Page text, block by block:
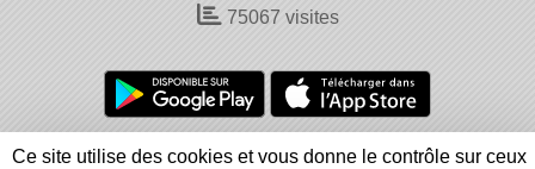
75067 visites
Charte cookies
Gestion des cookies
Ce site utilise des cookies et vous donne le contrôle sur ceux